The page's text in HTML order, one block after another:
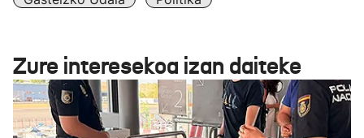
Zure interesekoa izan daiteke